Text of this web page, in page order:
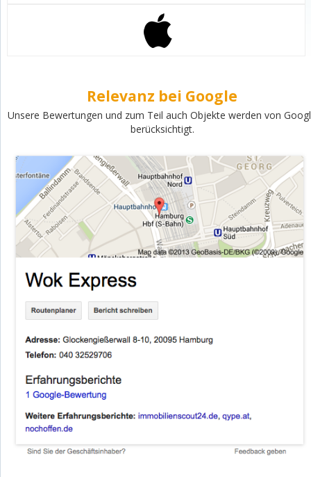
Relevanz bei Google
Unsere Bewertungen und zum Teil auch Objekte werden von
berücksichtigt.